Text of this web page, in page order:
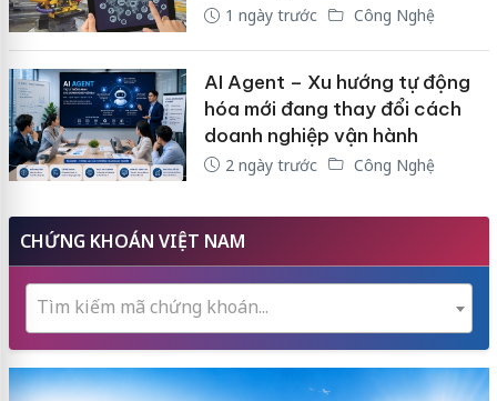
1 ngày trước Công Nghệ
AI Agent – Xu hướng tự động
hóa mới đang thay đổi cách
doanh nghiệp vận hành
2 ngày trước Công Nghệ
CHỨNG KHOÁN VIỆT NAM
Tìm kiếm mã chứng khoán...